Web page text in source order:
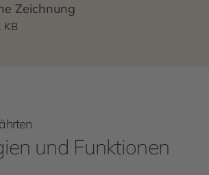
Zeichnung
KB
und Funktionen